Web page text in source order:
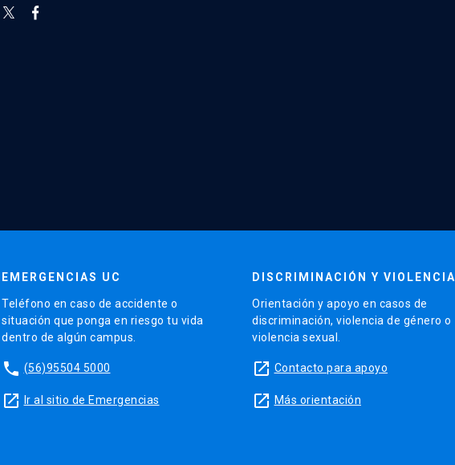
EMERGENCIAS UC
Teléfono en caso de accidente o
situación que ponga en riesgo tu vida
dentro de algún campus.
phone (56)95504 5000
launch Ir al sitio de Emergencias
DISCRIMINACIÓN Y VIOLENCIA
Orientación y apoyo en casos de
discriminación, violencia de género o
violencia sexual.
launch Contacto para apoyo
launch Más orientación